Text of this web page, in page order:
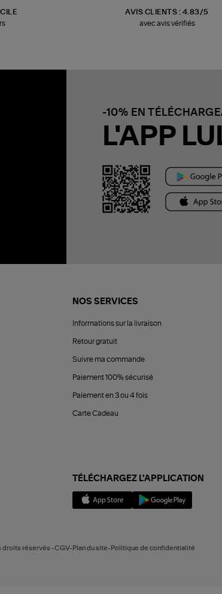
AVIS CLIENTS : 4.83/5
avec avis vérifiés
-10% EN
L'APP
NOS SERVICES
Informations sur la livraison
Retour gratuit
Suivre ma commande
Paiement 100% sécurisé
Paiement en 3 ou 4 fois
Carte Cadeau
TÉLÉCHARGEZ L'APPLICATION
droits réservés -CGV-Plan du site-Politique de confidentialité